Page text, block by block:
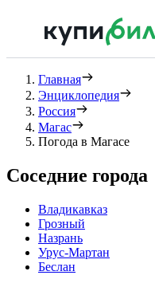
Главная
Энциклопедия
Россия
Магас
Погода в Магасе
Соседние города
Владикавказ
Грозный
Назрань
Урус-Мартан
Беслан